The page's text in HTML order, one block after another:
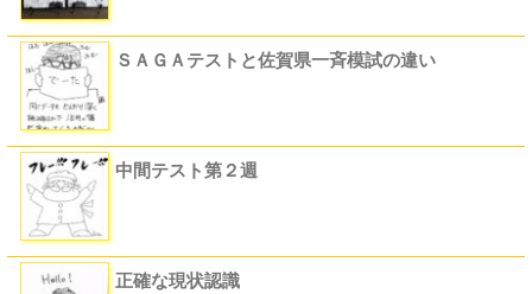
ＳＡＧＡテストと佐賀県一斉模試の違い
中間テスト第２週
正確な現状認識